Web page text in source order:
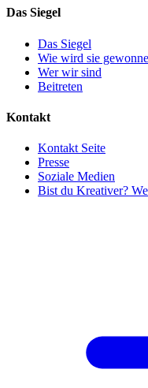
Das Siegel
Das Siegel
Wie wird sie
Wer wir sind
Beitreten
Kontakt
Kontakt Seite
Presse
Soziale Medien
Bist du Kreativer?